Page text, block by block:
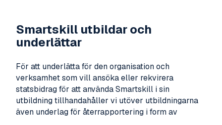
Smartskill utbildar och
underlättar
För att underlätta för den organisation och
verksamhet som vill ansöka eller rekvirera
statsbidrag för att använda Smartskill i sin
utbildning tillhandahåller vi utöver utbildningarna
även underlag för återrapportering i form av